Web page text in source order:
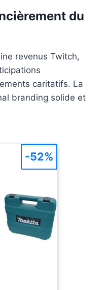
du
revenus Twitch,
caritatifs. La
branding solide et
-52%